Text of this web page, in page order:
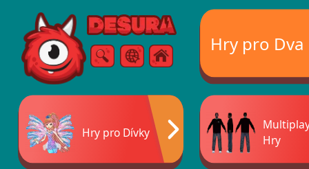
Free Online Games
Vyhledávání
Menu
Hry pro Dva
Hry pro Dívky
Hry